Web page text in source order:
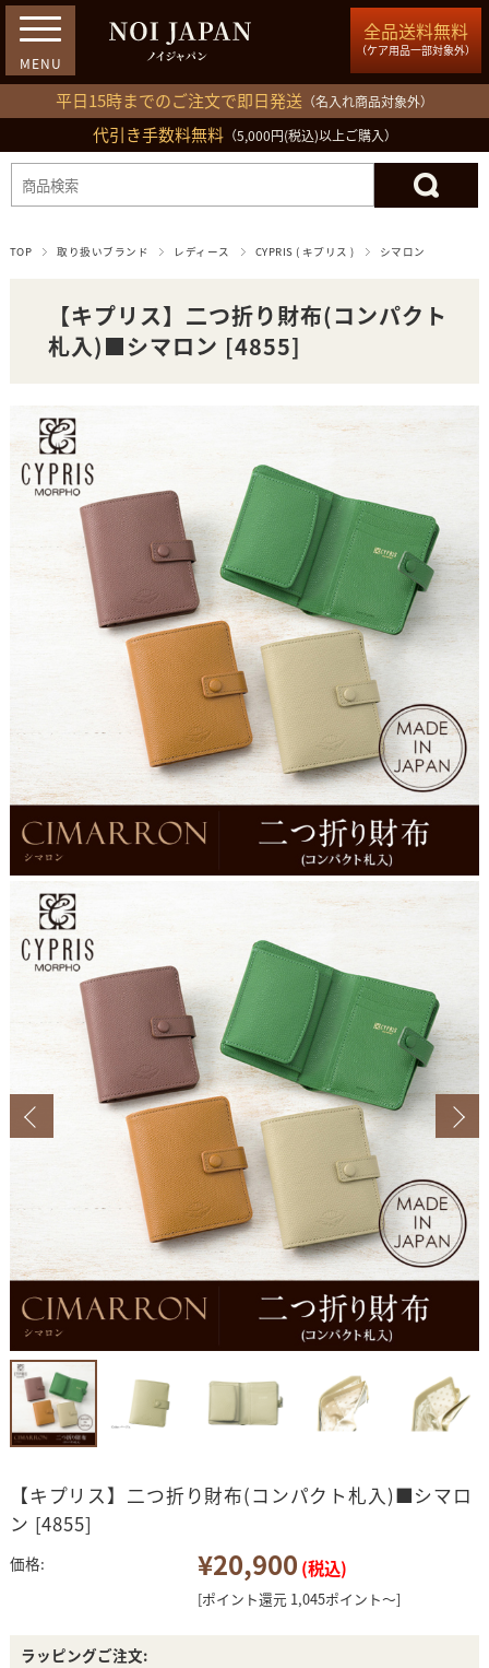
全品送料無料
（ケア用品一部対象外）
平日15時までのご注文で即日発送 （名入れ商品対象外）
代引き手数料無料（5,000円(税込)以上ご購入）
03-5809-1212
ログイン 会員登録 買い物カゴ
TOP 取り扱いブランド レディース CYPRIS ( キプリス ) シマロン
【キプリス】二つ折り財布(コンパクト
札入)■シマロン [4855]
【キプリス】二つ折り財布(コンパクト札入)■シマロ
ン [4855]
価格: ¥20,900 (税込)
[ポイント還元 1,045ポイント～]
ラッピングご注文: